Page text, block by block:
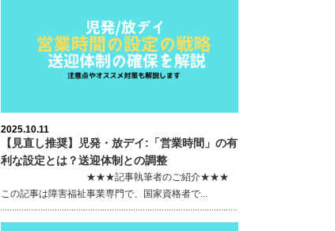
2025.10.11
【見直し推奨】児発・放デイ:「営業時間」の有
利な設定とは？送迎体制との調整
★★★記事執筆者のご紹介★★★
この記事は障害福祉事業専門で、国家資格者で...